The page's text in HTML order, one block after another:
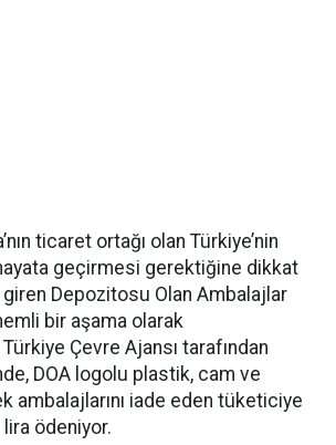
ticaret ortağı olan Türkiye’nin
geçirmesi gerektiğine dikkat
Depozitosu Olan Ambalajlar
bir aşama olarak
Çevre Ajansı tarafından
DOA logolu plastik, cam ve
ambalajlarını iade eden tüketiciye
lira ödeniyor.